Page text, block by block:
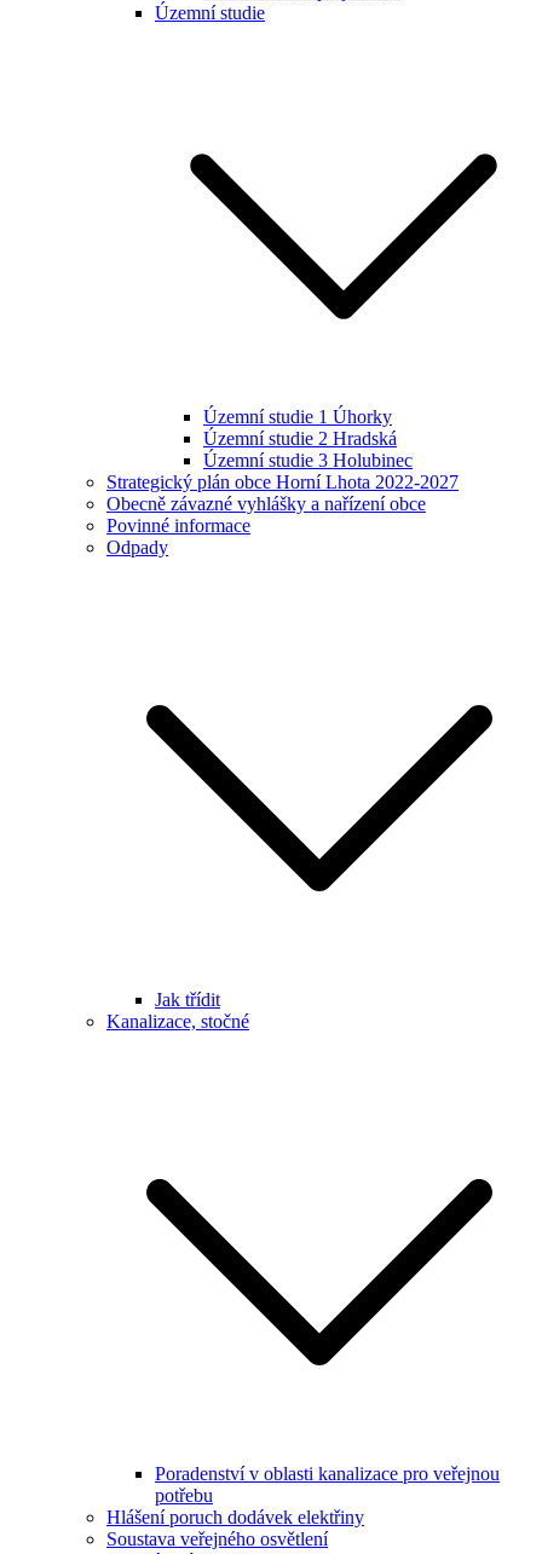
Územní studie
Územní studie 1 Úhorky
Územní studie 2 Hradská
Územní studie 3 Holubinec
Strategický plán obce Horní Lhota 2022-2027
Obecně závazné vyhlášky a nařízení obce
Povinné informace
Odpady
Jak třídit
Kanalizace, stočné
Poradenství v oblasti kanalizace pro veřejnou
potřebu
Hlášení poruch dodávek elektřiny
Soustava veřejného osvětlení